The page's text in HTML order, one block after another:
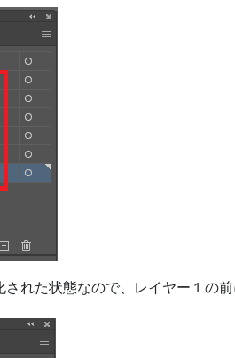
れた状態なので、レイヤー１の前